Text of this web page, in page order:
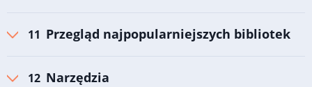
Przegląd najpopularniejszych bibliotek
Narzędzia